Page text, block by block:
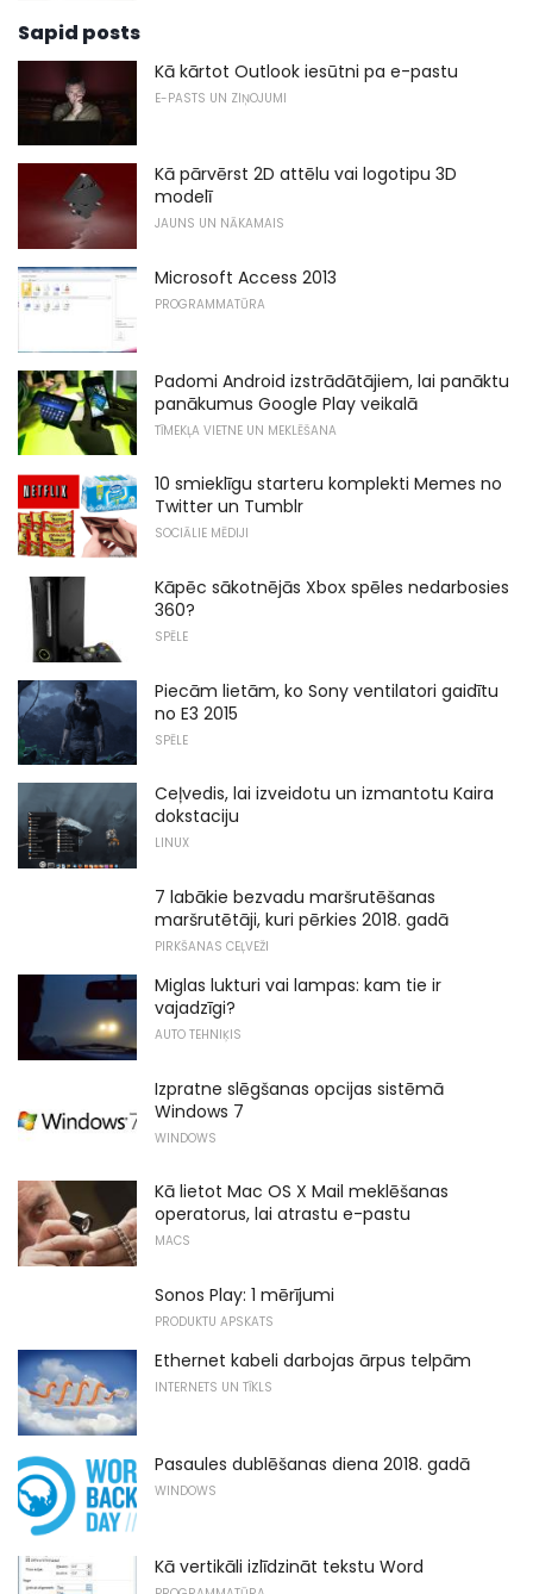
Sapid posts
Kā kārtot Outlook iesūtni pa e-pastu
E-PASTS UN ZIŅOJUMI
Kā pārvērst 2D attēlu vai logotipu 3D
modelī
JAUNS UN NĀKAMAIS
Microsoft Access 2013
PROGRAMMATŪRA
Padomi Android izstrādātājiem, lai panāktu
panākumus Google Play veikalā
TĪMEKĻA VIETNE UN MEKLĒŠANA
10 smieklīgu starteru komplekti Memes no
Twitter un Tumblr
SOCIĀLIE MĒDIJI
Kāpēc sākotnējās Xbox spēles nedarbosies
360?
SPĒLE
Piecām lietām, ko Sony ventilatori gaidītu
no E3 2015
SPĒLE
Ceļvedis, lai izveidotu un izmantotu Kaira
dokstaciju
LINUX
7 labākie bezvadu maršrutēšanas
maršrutētāji, kuri pērkies 2018. gadā
PIRKŠANAS CEĻVEŽI
Miglas lukturi vai lampas: kam tie ir
vajadzīgi?
AUTO TEHNIĶIS
Izpratne slēgšanas opcijas sistēmā
Windows 7
WINDOWS
Kā lietot Mac OS X Mail meklēšanas
operatorus, lai atrastu e-pastu
MACS
Sonos Play: 1 mērījumi
PRODUKTU APSKATS
Ethernet kabeli darbojas ārpus telpām
INTERNETS UN TĪKLS
Pasaules dublēšanas diena 2018. gadā
WINDOWS
Kā vertikāli izlīdzināt tekstu Word